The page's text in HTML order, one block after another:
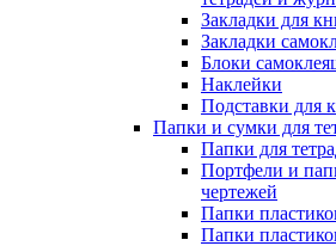
Закладки для
Закладки
Блоки
Наклейки
Подставки для
Папки и сумки для
Папки для
Портфели и
чертежей
Папки
Папки